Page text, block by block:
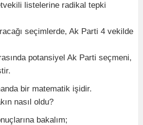
listelerine radikal tepki
seçimlerde, Ak Parti 4 vekilde
potansiyel Ak Parti seçmeni,
bir matematik işidir.
nasıl oldu?
bakalım;